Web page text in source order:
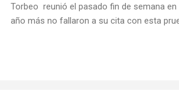
Torbeo reunió el pasado fin de semana
año más no fallaron a su cita con esta